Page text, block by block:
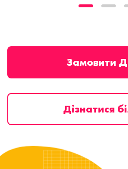
Замовити
Дізнатися